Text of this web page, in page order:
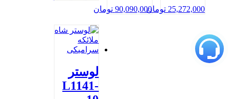
25,272,000 تومان90,090,000 تومان
لوستر
L1141-